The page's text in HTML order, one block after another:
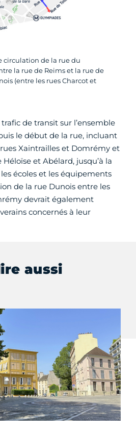
circulation de la rue du
la rue de Reims et la rue de
(entre les rues Charcot et
de transit sur l’ensemble
le début de la rue, incluant
Xaintrailles et Domrémy et
et Abélard, jusqu’à la
écoles et les équipements
de la rue Dunois entre les
devrait également
concernés à leur
aussi